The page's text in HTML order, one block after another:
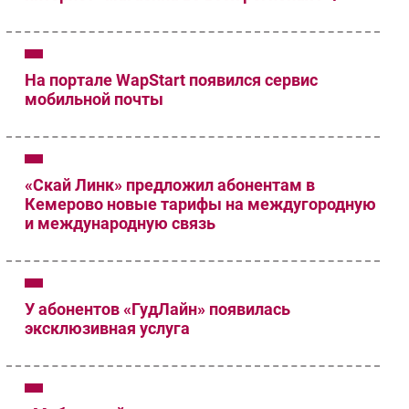
На портале WapStart появился сервис
мобильной почты
«Скай Линк» предложил абонентам в
Кемерово новые тарифы на междугородную
и международную связь
У абонентов «ГудЛайн» появилась
эксклюзивная услуга